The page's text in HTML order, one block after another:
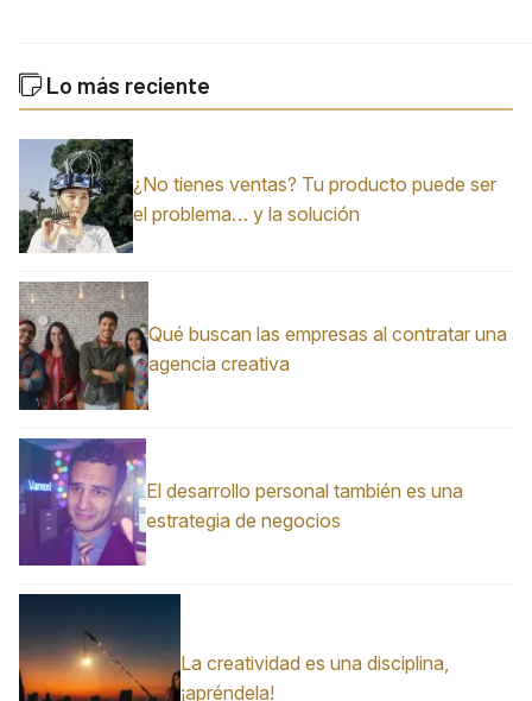
Lo más reciente
¿No tienes ventas? Tu producto puede ser
el problema… y la solución
Qué buscan las empresas al contratar una
agencia creativa
El desarrollo personal también es una
estrategia de negocios
La creatividad es una disciplina,
¡apréndela!